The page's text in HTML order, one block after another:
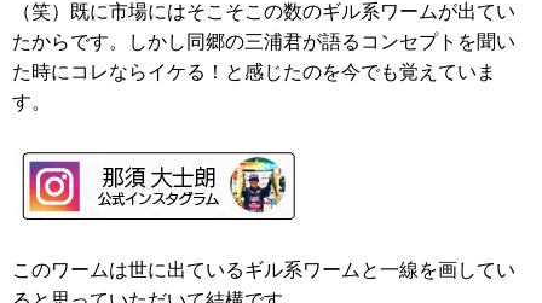
（笑）既に市場にはそこそこの数のギル系ワームが出てい
たからです。しかし同郷の三浦君が語るコンセプトを聞い
た時にコレならイケる！と感じたのを今でも覚えていま
す。
このワームは世に出ているギル系ワームと一線を画してい